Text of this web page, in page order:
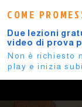
COME
Due lezioni
video di prova
Non è richiesto
play e inizia